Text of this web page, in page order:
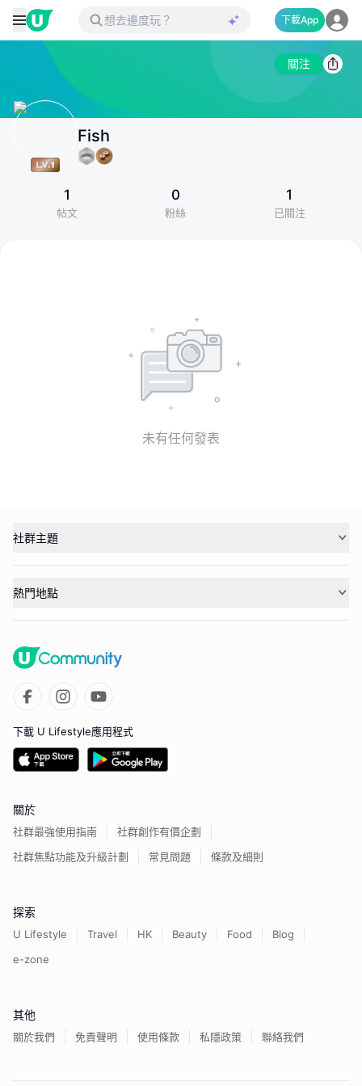
下載App
關注
Fish
1
帖文
0
粉絲
1
已關注
未有任何發表
社群主題
熱門地點
下載 U Lifestyle應用程式
關於
社群最強使用指南
社群創作有價企劃
社群焦點功能及升級計劃
常見問題 條款及細則
探索
U Lifestyle Travel HK Beauty Food
Blog
e-zone
其他
關於我們 免責聲明 使用條款 私隱政策 聯絡我們